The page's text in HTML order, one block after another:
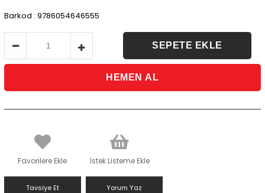
Barkod : 9786054646555
Favorilere Ekle İstek Listeme Ekle
Tavsiye Et Yorum Yaz